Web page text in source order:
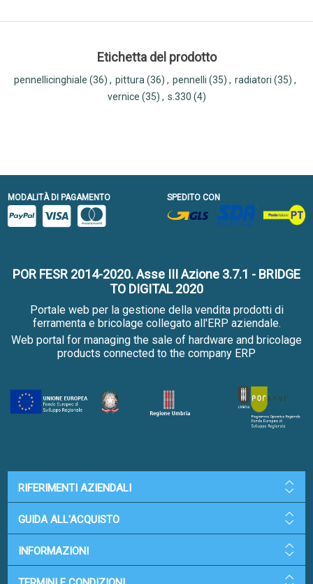
Etichetta del prodotto
pennellicinghiale (36) , pittura (36) , pennelli (35) , radiatori (35) ,
vernice (35) , s.330 (4)
MODALITÀ DI PAGAMENTO SPEDITO CON
POR FESR 2014-2020. Asse III Azione 3.7.1 - BRIDGE
TO DIGITAL 2020
Portale web per la gestione della vendita prodotti di
ferramenta e bricolage collegato all'ERP aziendale.
Web portal for managing the sale of hardware and bricolage
products connected to the company ERP
RIFERIMENTI AZIENDALI
GUIDA ALL'ACQUISTO
INFORMAZIONI